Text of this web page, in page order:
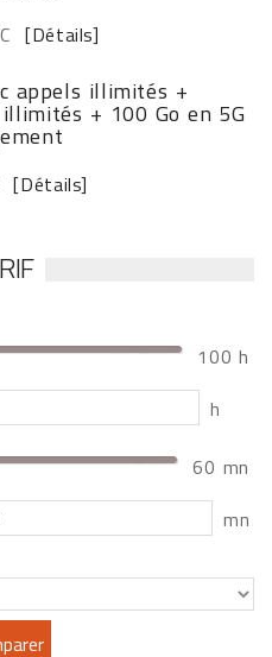
[Détails]
appels illimités +
+ 100 Go en 5G
[Détails]
100 h
h
60 mn
mn